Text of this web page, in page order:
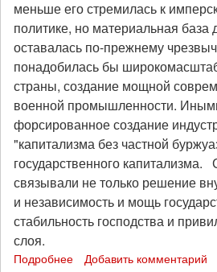
меньше его стремилась к
политике, но материальная база
оставалась по-прежнему
понадобилась бы
страны, создание мощной
военной промышленности.
форсированное создание
"капитализма без частной
государственного капитализма.
связывали не только решение
и независимость и мощь
стабильность господства и
слоя.
Подробнее Добавить комментарий